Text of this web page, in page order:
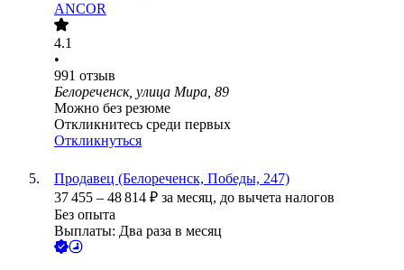
ANCOR
4.1
•
991 отзыв
Белореченск, улица Мира, 89
Можно без резюме
Откликнитесь среди первых
Откликнуться
Продавец (Белореченск, Победы, 247)
37 455 – 48 814 ₽ за месяц, до вычета налогов
Без опыта
Выплаты: Два раза в месяц